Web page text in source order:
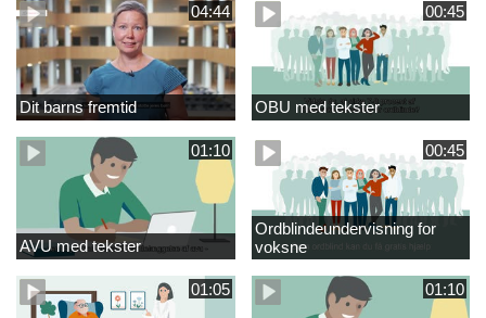
04:44
Dit barns fremtid
00:45
OBU med tekster
01:10
AVU med tekster
00:45
Ordblindeundervisning for
voksne
01:05 01:10